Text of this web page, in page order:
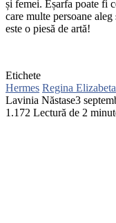
și femei. Eșarfa poate fi
care multe persoane
este o piesă de artă!
Etichete
Hermes Regina Elizabeta
Lavinia Năstase3
1.172 Lectură de 2